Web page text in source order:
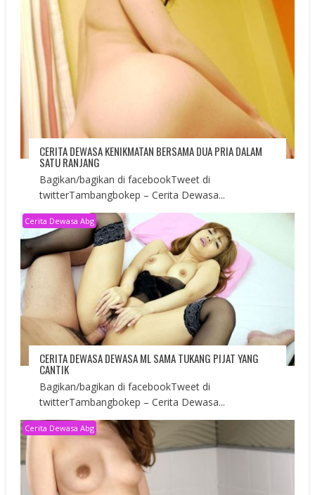
CERITA DEWASA KENIKMATAN BERSAMA DUA PRIA DALAM
SATU RANJANG
Bagikan/bagikan di facebookTweet di
twitterTambangbokep – Cerita Dewasa...
Cerita Dewasa Abg
CERITA DEWASA DEWASA ML SAMA TUKANG PIJAT YANG
CANTIK
Bagikan/bagikan di facebookTweet di
twitterTambangbokep – Cerita Dewasa...
Cerita Dewasa Abg